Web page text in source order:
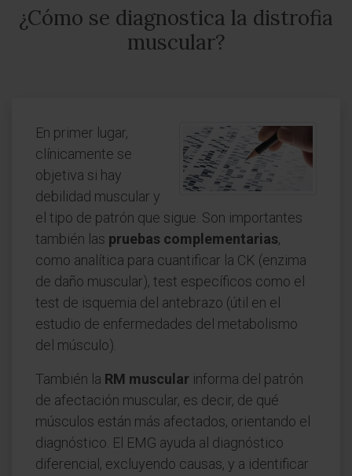
¿Cómo se diagnostica la distrofia
muscular?
En primer lugar,
clínicamente se
objetiva si hay
debilidad muscular y
el tipo de patrón que sigue. Son importantes
también las pruebas complementarias,
como analítica para cuantificar la CK (enzima
de daño muscular), test específicos como el
test de isquemia del antebrazo (útil en el
estudio de enfermedades del metabolismo
del músculo).
También la RM muscular informa del patrón
de afectación muscular, es decir, de qué
músculos están más afectados, orientando el
diagnóstico. El EMG ayuda al diagnóstico
diferencial, excluyendo causas, y a identificar